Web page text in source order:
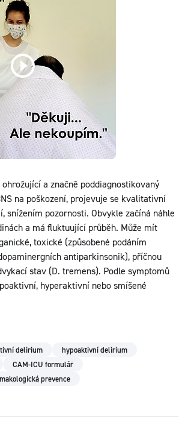
a značně poddiagnostikovaný
na poškození, projevuje se kvalitativní
snížením pozornosti. Obvykle začíná náhle
a má fluktuující průběh. Může mít
toxické (způsobené podáním
antiparkinsonik), příčnou
stav (D. tremens). Podle symptomů
hyperaktivní nebo smíšené
delirium
hypoaktivní delirium
CAM-ICU formulář
prevence